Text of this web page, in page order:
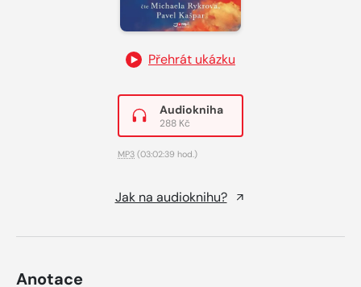
Přehrát ukázku
Audiokniha
288 Kč
MP3 (03:02:39 hod.)
Jak na audioknihu?
Anotace